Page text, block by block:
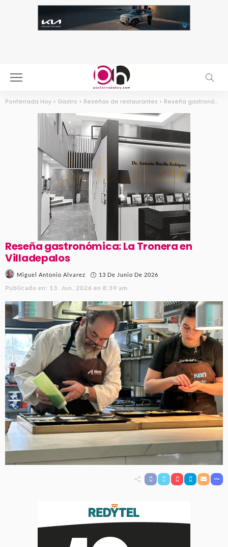
Ponferrada Hoy > Gastro > Reseñas de restaurantes > Reseña gastronómica: La Tronera en Villadepalos
Reseña gastronómica: La Tronera en
Villadepalos
Miguel Antonio Alvarez 13 De Junio De 2026
Publicado en: 13. Jun, 2026 en 8:39 am